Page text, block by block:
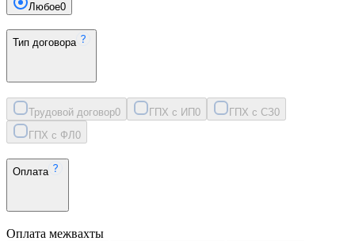
Любое0
Тип договора
Трудовой договор0 ГПХ с ИП0 ГПХ с СЗ0
ГПХ с ФЛ 0
Оплата
Оплата межвахты